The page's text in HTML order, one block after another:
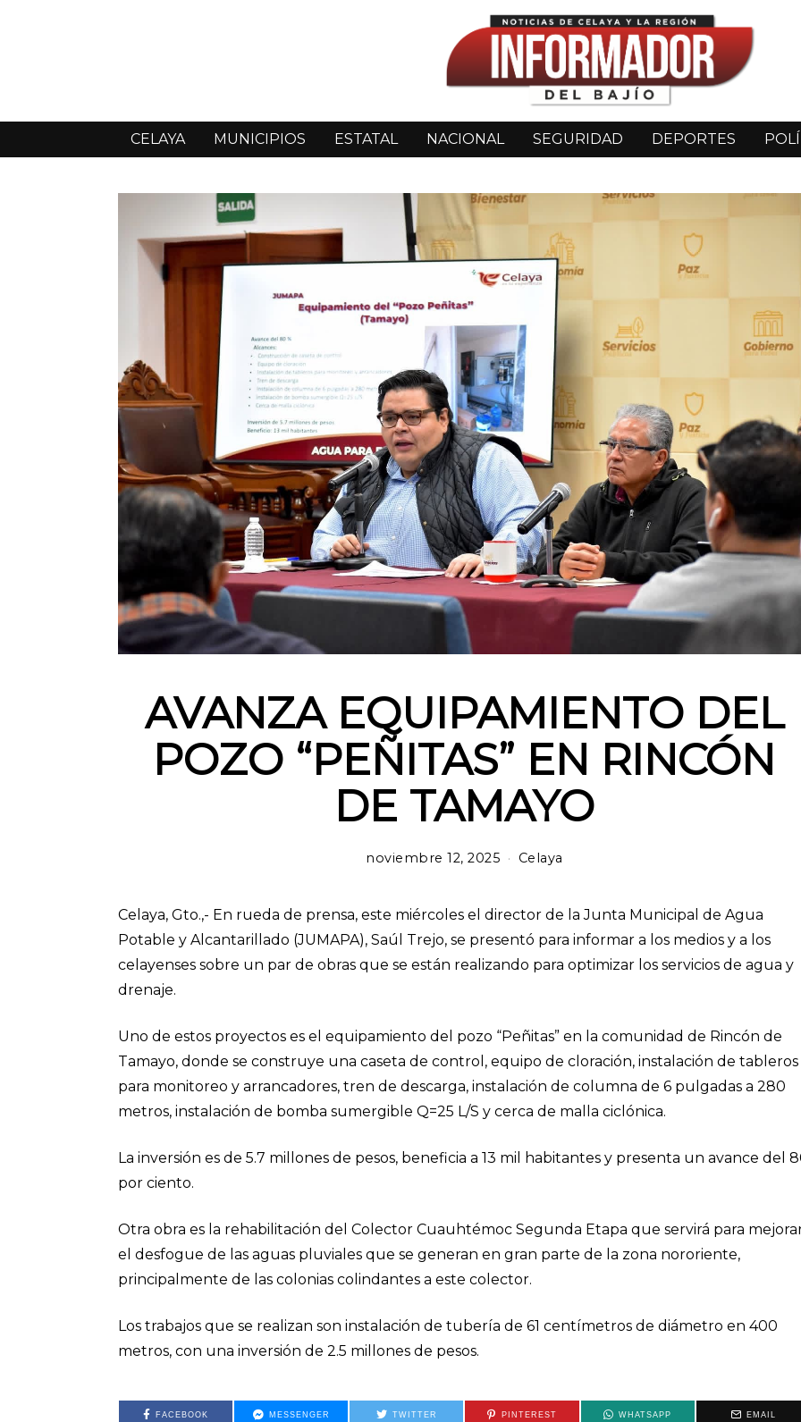
CELAYA MUNICIPIOS ESTATAL NACIONAL SEGURIDAD DEPORTES
AVANZA EQUIPAMIENTO DEL
POZO “PEÑITAS” EN RINCÓN
DE TAMAYO
noviembre 12, 2025 m
z
1
2
2
6
Celaya
Celaya, Gto.,- En rueda de prensa, este miércoles el director de la Junta Municipal de Agua
Potable y Alcantarillado (JUMAPA), Saúl Trejo, se presentó para informar a los medios y a los
celayenses sobre un par de obras que se están realizando para optimizar los servicios de agua y
drenaje.
Uno de estos proyectos es el equipamiento del pozo “Peñitas” en la comunidad de Rincón de
Tamayo, donde se construye una caseta de control, equipo de cloración, instalación de tableros
para monitoreo y arrancadores, tren de descarga, instalación de columna de 6 pulgadas a 280
metros, instalación de bomba sumergible Q=25 L/S y cerca de malla ciclónica.
La inversión es de 5.7 millones de pesos, beneficia a 13 mil habitantes y presenta un avance del
por ciento.
Otra obra es la rehabilitación del Colector Cuauhtémoc Segunda Etapa que servirá para
el desfogue de las aguas pluviales que se generan en gran parte de la zona nororiente,
principalmente de las colonias colindantes a este colector.
Los trabajos que se realizan son instalación de tubería de 61 centímetros de diámetro en 400
metros, con una inversión de 2.5 millones de pesos.
FACEBOOK MESSENGER TWITTER PINTEREST WHATSAPP EMAIL